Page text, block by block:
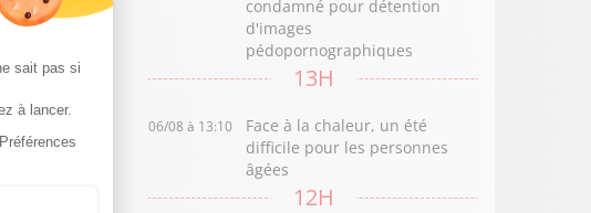
condamné pour détention
d'images
pédopornographiques
13H
06/08 à 13:10
Face à la chaleur, un été
difficile pour les personnes
âgées
12H